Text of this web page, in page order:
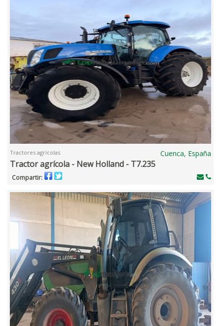
Tractores agrícolas Cuenca, España
Tractor agrícola - New Holland - T7.235
Compartir: